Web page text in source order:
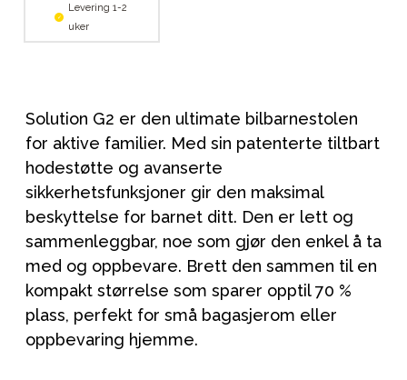
Levering 1-2
uker
Solution G2 er den ultimate bilbarnestolen
for aktive familier. Med sin patenterte tiltbart
hodestøtte og avanserte
sikkerhetsfunksjoner gir den maksimal
beskyttelse for barnet ditt. Den er lett og
sammenleggbar, noe som gjør den enkel å ta
med og oppbevare. Brett den sammen til en
kompakt størrelse som sparer opptil 70 %
plass, perfekt for små bagasjerom eller
oppbevaring hjemme.